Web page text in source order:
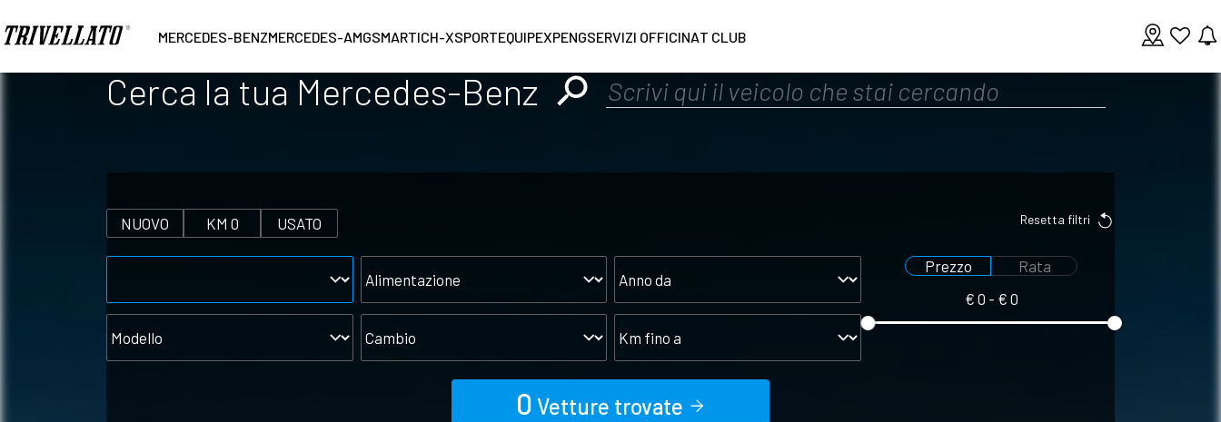
MERCEDES-BENZMERCEDES-AMGSMARTICH-XSPORTEQUIPEXPENGSERVIZI OFFICINAT CLUB
Cerca la tua Mercedes-Benz
NUOVO KM 0 USATO Resetta filtri
da
fino
a
Prezzo
Rata
€ 0 - € 0
Seleziona
Seleziona
0 Vetture trovate